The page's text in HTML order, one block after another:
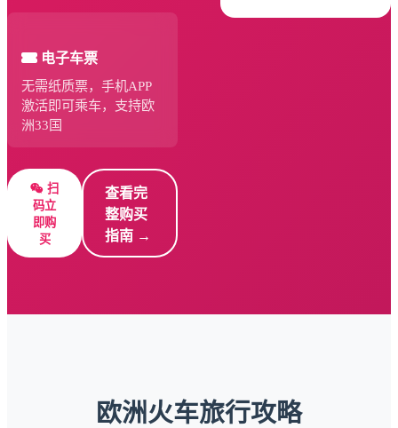
电子车票
无需纸质票，手机APP
激活即可乘车，支持欧
洲33国
扫
码立
即购
买
查看完
整购买
指南 →
欧洲火车旅行攻略